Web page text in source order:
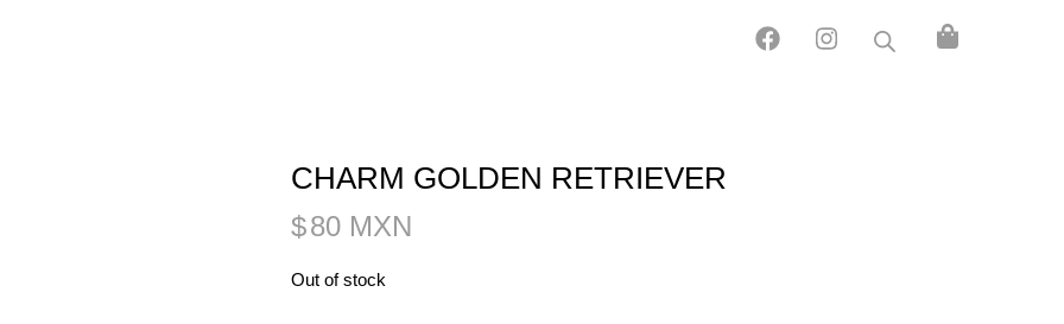
JOYERÍA
PIERCINGS
CHARM GOLDEN RETRIEVER
$80 MXN
Out of stock